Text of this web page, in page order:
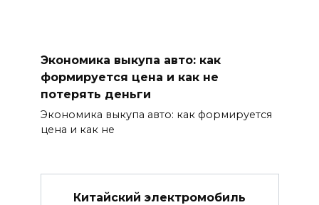
Экономика выкупа авто: как
формируется цена и как не
потерять деньги
Экономика выкупа авто: как формируется
цена и как не
Китайский электромобиль